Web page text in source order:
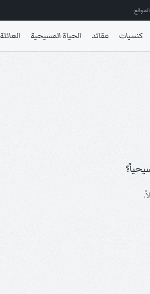
كنسيات عقائد الحياة المسيحية العائلة